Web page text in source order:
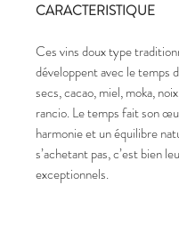
CARACTERISTIQUE
Ces vins doux type
développent avec le temps
secs, cacao, miel, moka,
rancio. Le temps fait son
harmonie et un équilibre
s’achetant pas, c’est bien
exceptionnels.